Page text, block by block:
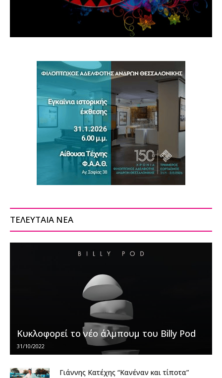
ΤΕΛΕΥΤΑΙΑ ΝΕΑ
Κυκλοφορεί το νέο άλμπουμ του Billy Pod
31/10/2022
Γιάννης Κατέχης “Κανέναν και τίποτα”